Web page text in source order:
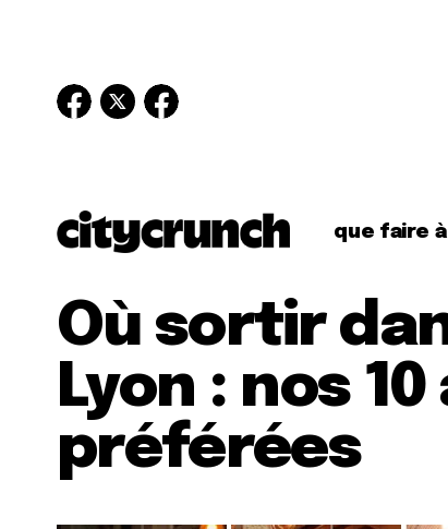
que faire à
Où sortir
Lyon : nos
préférées